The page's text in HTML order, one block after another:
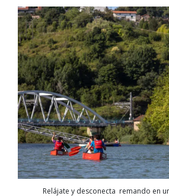
Relájate y desconecta remando en